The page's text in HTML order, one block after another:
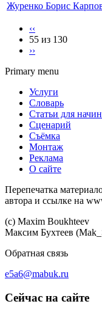
Журенко Борис
‹‹
55 из 130
››
Primary menu
Услуги
Словарь
Статьи для
Сценарий
Съёмка
Монтаж
Реклама
О сайте
Перепечатка
автора и ссылке на
(c) Maхim Boukhteev
Максим Бухтеев
Обратная связь
e5a6@mabuk.ru
Сейчас на сайте